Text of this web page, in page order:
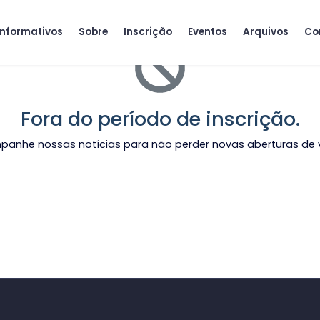
Informativos Sobre Inscrição Eventos
Fora do período de